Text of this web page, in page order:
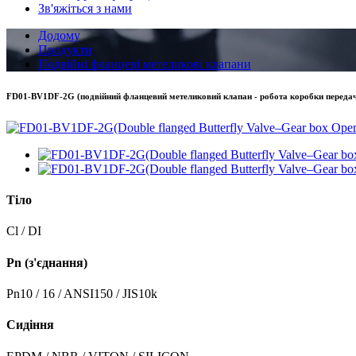
Зв'яжіться з нами
Додому
Продукти
Подвійні фланцеві метеликові клапани
FD01-BV1DF-2G (подвійний фланцевий метеликовий клапан - робота коробки
Тіло
Cl / DI
Pn (з'єднання)
Pn10 / 16 / ANSI150 / JIS10k
Сидіння